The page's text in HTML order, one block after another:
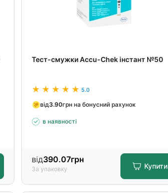
Тест-смужки Accu-Chek інстант №50
5.0
від3.90грн на бонусний рахунок
в наявності
від390.07грн
За упаковку Купити